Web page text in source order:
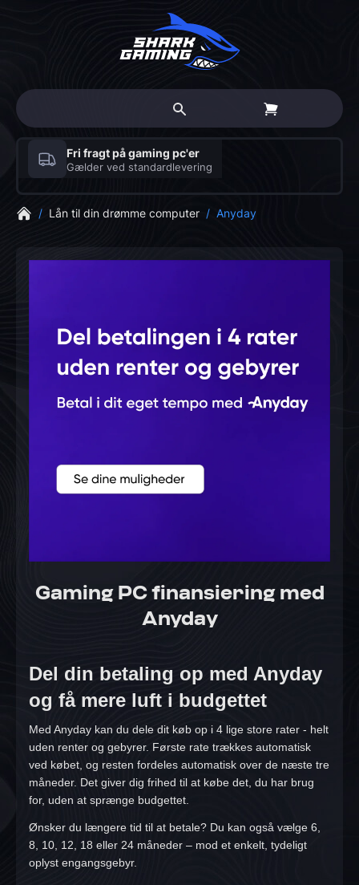
Fri fragt på gaming pc'er
Gælder ved standardlevering
/ Lån til din drømme computer / Anyday
Gaming PC finansiering med
Anyday
Del din betaling op med Anyday
og få mere luft i budgettet
Med Anyday kan du dele dit køb op i 4 lige store rater - helt
uden renter og gebyrer. Første rate trækkes automatisk
ved købet , og resten fordeles automatisk over de næste tre
måneder. Det giver dig frihed til at købe det, du har brug
for, uden at sprænge budgettet.
Ønsker du længere tid til at betale? Du kan også vælge 6,
8, 10, 12, 18 eller 24 måneder – mod et enkelt, tydeligt
oplyst engangsgebyr.